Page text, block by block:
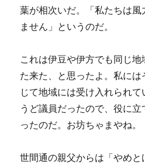
葉が相次いだ。「私たちは風
ません」というのだ。
これは伊豆や伊方でも同じ
た来た、と思ったよ。私に
じて地域には受け入れられ
うど議員だったので、役に
ったのだ。お坊ちゃまやね。
世間通の親父からは「やめ